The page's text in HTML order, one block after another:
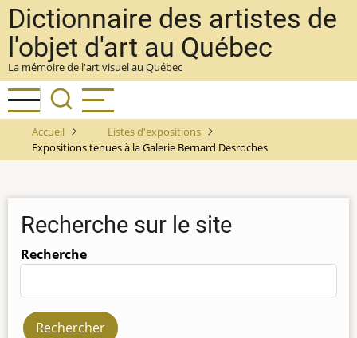
Aller
au
contenu
principal
Dictionnaire des artistes de
l'objet d'art au Québec
La mémoire de l'art visuel au Québec
Accueil
Listes d'expositions
Expositions tenues à la Galerie Bernard Desroches
Recherche sur le site
Recherche